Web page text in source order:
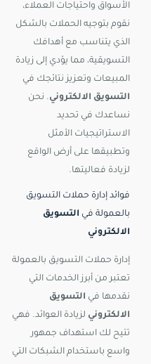
الأسواق واحتياجات العملاء،
نقوم بتوجيه الحملات بالشكل
الذي يتناسب مع أهدافك
التسويقية، مما يؤدي إلى زيادة
المبيعات وتعزيز نتائجك في
التسويق الالكتروني. نحن
نساعدك في تحديد
الاستراتيجيات الأمثل
وتطبيقها على أرض الواقع
لزيادة فعاليتها.
فوائد إدارة حملات التسويق
بالعمولة في التسويق
الالكتروني
إدارة حملات التسويق بالعمولة
تعتبر من أبرز الخدمات التي
نقدمها في التسويق
الالكتروني لزيادة العوائد. فهي
تتيح لك استهداف جمهور
واسع باستخدام الشبكات التي